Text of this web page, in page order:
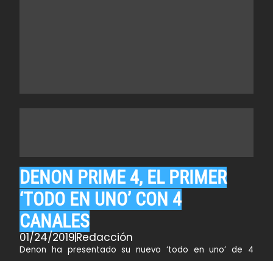
DENON PRIME 4, EL PRIMER
‘TODO EN UNO’ CON 4
CANALES
01/24/2019Redacción
Denon ha presentado su nuevo ‘todo en uno’ de 4